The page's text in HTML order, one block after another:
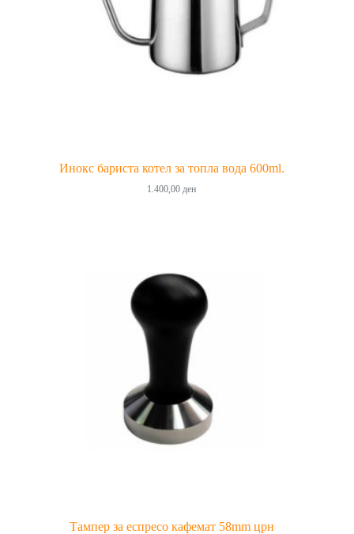
Инокс бариста котел за топла вода 600ml.
1.400,00ден
Тампер за еспресо кафемат 58mm црн